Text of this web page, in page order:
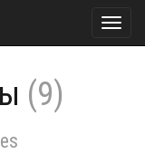
(9)